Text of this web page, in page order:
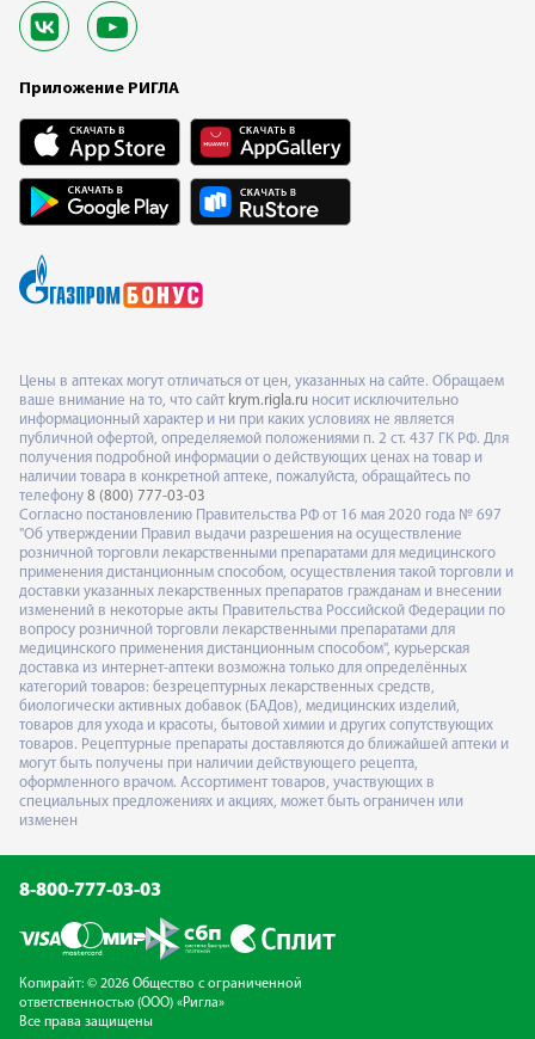
Приложение РИГЛА
Цены в аптеках могут отличаться от цен, указанных на сайте. Обращаем
ваше внимание на то, что сайт krym.rigla.ru носит исключительно
информационный характер и ни при каких условиях не является
публичной офертой, определяемой положениями п. 2 ст. 437 ГК РФ. Для
получения подробной информации о действующих ценах на товар и
наличии товара в конкретной аптеке, пожалуйста, обращайтесь по
телефону 8 (800) 777-03-03
Согласно постановлению Правительства РФ от 16 мая 2020 года № 697
"Об утверждении Правил выдачи разрешения на осуществление
розничной торговли лекарственными препаратами для медицинского
применения дистанционным способом, осуществления такой торговли и
доставки указанных лекарственных препаратов гражданам и внесении
изменений в некоторые акты Правительства Российской Федерации по
вопросу розничной торговли лекарственными препаратами для
медицинского применения дистанционным способом", курьерская
доставка из интернет-аптеки возможна только для определённых
категорий товаров: безрецептурных лекарственных средств,
биологически активных добавок (БАДов), медицинских изделий,
товаров для ухода и красоты, бытовой химии и других сопутствующих
товаров. Рецептурные препараты доставляются до ближайшей аптеки и
могут быть получены при наличии действующего рецепта,
оформленного врачом. Ассортимент товаров, участвующих в
специальных предложениях и акциях, может быть ограничен или
изменен
8-800-777-03-03
Копирайт: © 2026 Общество с ограниченной
ответственностью (ООО) «Ригла»
Все права защищены